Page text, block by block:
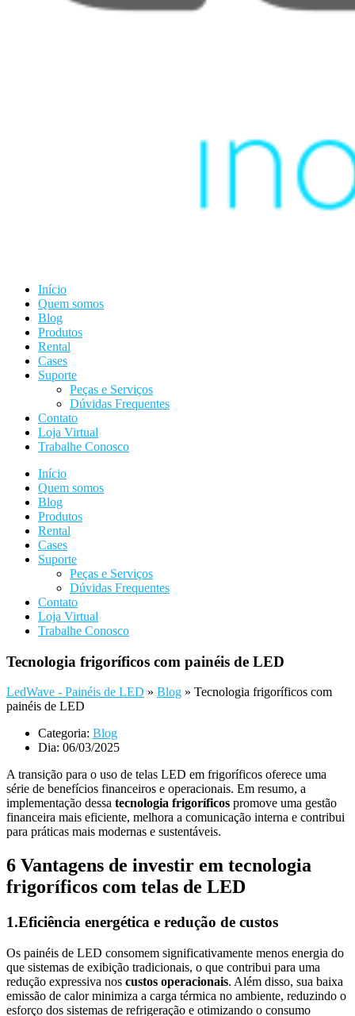
Início
Quem somos
Blog
Produtos
Rental
Cases
Suporte
Peças e Serviços
Dúvidas Frequentes
Contato
Loja Virtual
Trabalhe Conosco
Início
Quem somos
Blog
Produtos
Rental
Cases
Suporte
Peças e Serviços
Dúvidas Frequentes
Contato
Loja Virtual
Trabalhe Conosco
Tecnologia frigoríficos com painéis de LED
LedWave - Painéis de LED » Blog » Tecnologia frigoríficos com
painéis de LED
Categoria: Blog
Dia: 06/03/2025
A transição para o uso de telas LED em frigoríficos oferece uma
série de benefícios financeiros e operacionais. Em resumo, a
implementação dessa tecnologia frigoríficos promove uma gestão
financeira mais eficiente, melhora a comunicação interna e contribui
para práticas mais modernas e sustentáveis.
6 Vantagens de investir em tecnologia
frigoríficos com telas de LED
1.Eficiência energética e redução de custos
Os painéis de LED consomem significativamente menos energia do
que sistemas de exibição tradicionais, o que contribui para uma
redução expressiva nos custos operacionais. Além disso, sua baixa
emissão de calor minimiza a carga térmica no ambiente, reduzindo o
esforço dos sistemas de refrigeração e otimizando o consumo